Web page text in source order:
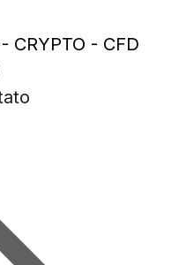
CRYPTO - CFD